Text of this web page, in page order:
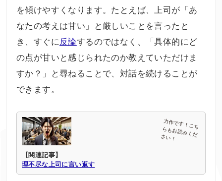
を傾けやすくなります。たとえば、上司が「あ
なたの考えは甘い」と厳しいことを言ったと
き、すぐに反論するのではなく、「具体的にど
の点が甘いと感じられたのか教えていただけま
すか？」と尋ねることで、対話を続けることが
できます。
【関連記事】
理不尽な上司に言い返す